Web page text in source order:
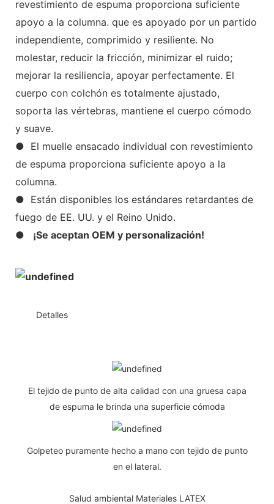
revestimiento de espuma proporciona suficiente
apoyo a la columna. que es apoyado por un partido
independiente, comprimido y resiliente. No
molestar, reducir la fricción, minimizar el ruido;
mejorar la resiliencia, apoyar perfectamente. El
cuerpo con colchón es totalmente ajustado,
soporta las vértebras, mantiene el cuerpo cómodo
y suave.
● El muelle ensacado individual con revestimiento
de espuma proporciona suficiente apoyo a la
columna.
● Están disponibles los estándares retardantes de
fuego de EE. UU. y el Reino Unido.
●
¡Se aceptan OEM y personalización!
Detalles
El tejido de punto de alta calidad con una gruesa capa
de espuma le brinda una superficie cómoda
Golpeteo puramente hecho a mano con tejido de punto
en el lateral.
Salud ambiental Materiales LATEX